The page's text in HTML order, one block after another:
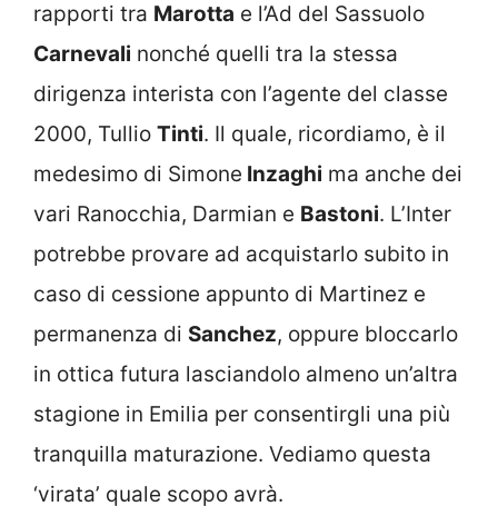
rapporti tra Marotta e l’Ad del Sassuolo
Carnevali nonché quelli tra la stessa
dirigenza interista con l’agente del classe
2000, Tullio Tinti. Il quale, ricordiamo, è il
medesimo di Simone Inzaghi ma anche dei
vari Ranocchia, Darmian e Bastoni. L’Inter
potrebbe provare ad acquistarlo subito in
caso di cessione appunto di Martinez e
permanenza di Sanchez, oppure bloccarlo
in ottica futura lasciandolo almeno un’altra
stagione in Emilia per consentirgli una più
tranquilla maturazione. Vediamo questa
‘virata’ quale scopo avrà.